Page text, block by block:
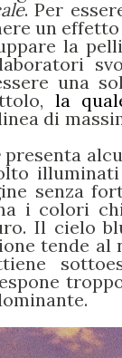
. Per
un
la
una
la
di
presenta
senza
i colori
Il cielo
tende al